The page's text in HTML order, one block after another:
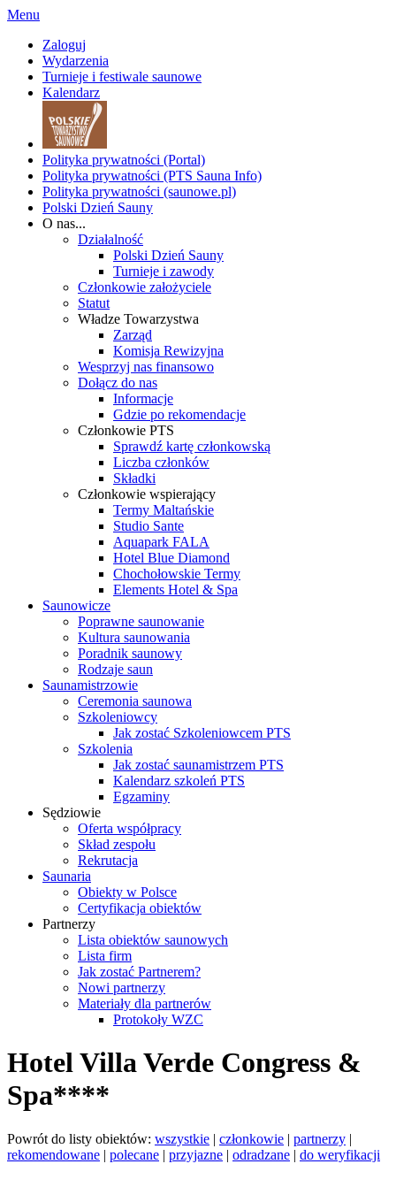
Menu
Zaloguj
Wydarzenia
Turnieje i festiwale saunowe
Kalendarz
Polityka prywatności (Portal)
Polityka prywatności (PTS Sauna Info)
Polityka prywatności (saunowe.pl)
Polski Dzień Sauny
O nas...
Działalność
Polski Dzień Sauny
Turnieje i zawody
Członkowie założyciele
Statut
Władze Towarzystwa
Zarząd
Komisja Rewizyjna
Wesprzyj nas finansowo
Dołącz do nas
Informacje
Gdzie po rekomendacje
Członkowie PTS
Sprawdź kartę członkowską
Liczba członków
Składki
Członkowie wspierający
Termy Maltańskie
Studio Sante
Aquapark FALA
Hotel Blue Diamond
Chochołowskie Termy
Elements Hotel & Spa
Saunowicze
Poprawne saunowanie
Kultura saunowania
Poradnik saunowy
Rodzaje saun
Saunamistrzowie
Ceremonia saunowa
Szkoleniowcy
Jak zostać Szkoleniowcem PTS
Szkolenia
Jak zostać saunamistrzem PTS
Kalendarz szkoleń PTS
Egzaminy
Sędziowie
Oferta współpracy
Skład zespołu
Rekrutacja
Saunaria
Obiekty w Polsce
Certyfikacja obiektów
Partnerzy
Lista obiektów saunowych
Lista firm
Jak zostać Partnerem?
Nowi partnerzy
Materiały dla partnerów
Protokoły WZC
Hotel Villa Verde Congress &
Spa****
Powrót do listy obiektów: wszystkie | członkowie | partnerzy |
rekomendowane | polecane | przyjazne | odradzane | do weryfikacji